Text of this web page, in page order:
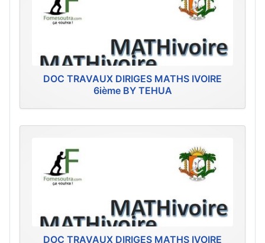
DOC TRAVAUX DIRIGES MATHS IVOIRE
6ième BY TEHUA
DOC TRAVAUX DIRIGES MATHS IVOIRE